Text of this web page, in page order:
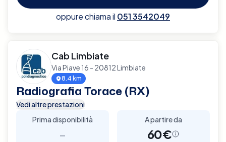
oppure chiama il 051 3542049
Cab Limbiate
Via Piave 16 - 20812 Limbiate
8.4 km
Radiografia Torace (RX)
Vedi altre prestazioni
Prima disponibilità
-
A partire da
60€